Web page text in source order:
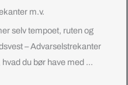
m.v.
selv tempoet, ruten og
– Advarselstrekanter
du bør have med ...